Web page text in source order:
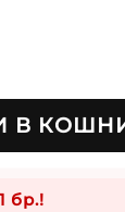
В
бр.!